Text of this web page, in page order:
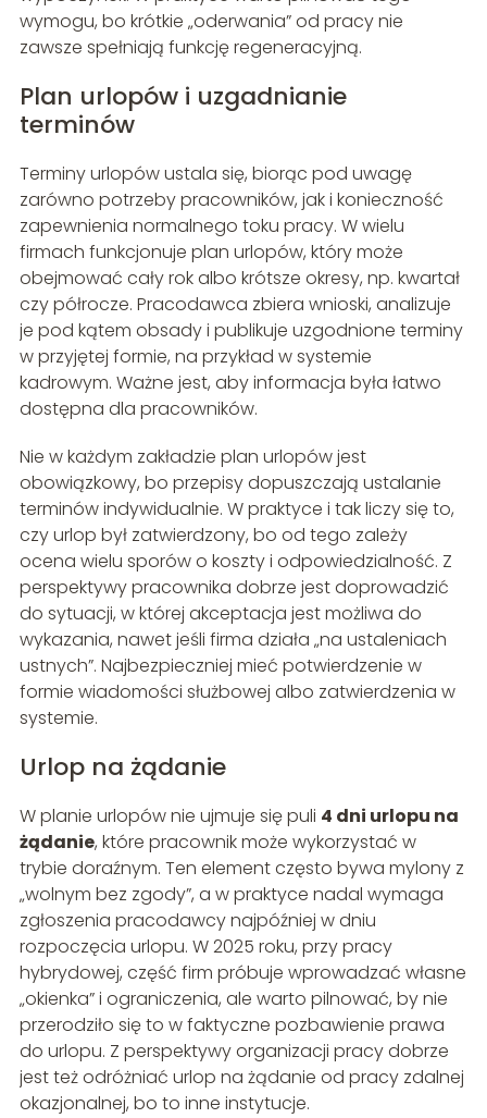
wymogu, bo krótkie „oderwania” od pracy nie
zawsze spełniają funkcję regeneracyjną.
Plan urlopów i uzgadnianie
terminów
Terminy urlopów ustala się, biorąc pod uwagę
zarówno potrzeby pracowników, jak i konieczność
zapewnienia normalnego toku pracy. W wielu
firmach funkcjonuje plan urlopów, który może
obejmować cały rok albo krótsze okresy, np. kwartał
czy półrocze. Pracodawca zbiera wnioski, analizuje
je pod kątem obsady i publikuje uzgodnione terminy
w przyjętej formie, na przykład w systemie
kadrowym. Ważne jest, aby informacja była łatwo
dostępna dla pracowników.
Nie w każdym zakładzie plan urlopów jest
obowiązkowy, bo przepisy dopuszczają ustalanie
terminów indywidualnie. W praktyce i tak liczy się to,
czy urlop był zatwierdzony, bo od tego zależy
ocena wielu sporów o koszty i odpowiedzialność. Z
perspektywy pracownika dobrze jest doprowadzić
do sytuacji, w której akceptacja jest możliwa do
wykazania, nawet jeśli firma działa „na ustaleniach
ustnych”. Najbezpieczniej mieć potwierdzenie w
formie wiadomości służbowej albo zatwierdzenia w
systemie.
Urlop na żądanie
W planie urlopów nie ujmuje się puli 4 dni urlopu na
żądanie, które pracownik może wykorzystać w
trybie doraźnym. Ten element często bywa mylony z
„wolnym bez zgody”, a w praktyce nadal wymaga
zgłoszenia pracodawcy najpóźniej w dniu
rozpoczęcia urlopu. W 2025 roku, przy pracy
hybrydowej, część firm próbuje wprowadzać własne
„okienka” i ograniczenia, ale warto pilnować, by nie
przerodziło się to w faktyczne pozbawienie prawa
do urlopu. Z perspektywy organizacji pracy dobrze
jest też odróżniać urlop na żądanie od pracy zdalnej
okazjonalnej, bo to inne instytucje.